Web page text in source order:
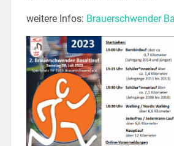
weitere Infos: Brauerschwender